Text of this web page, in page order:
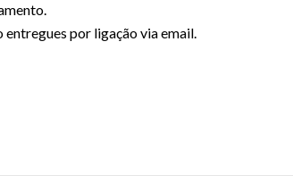
por ligação via email.